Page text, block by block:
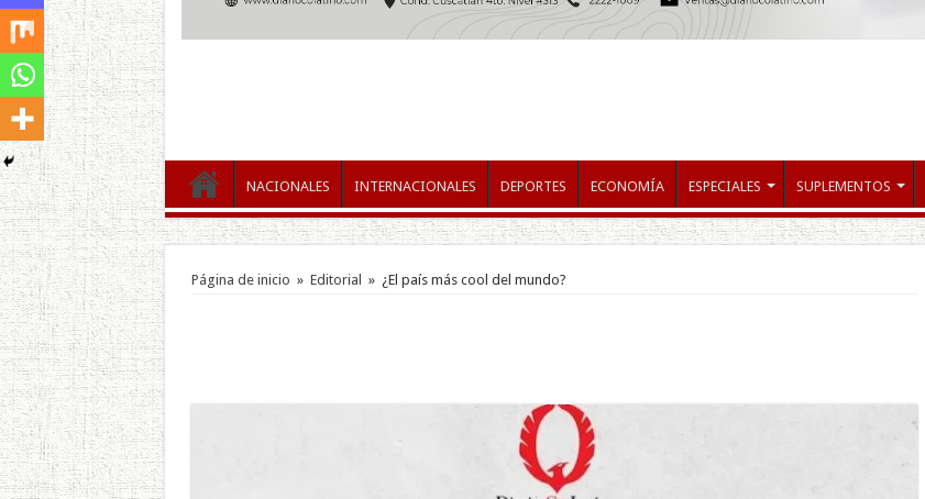
NACIONALES INTERNACIONALES DEPORTES ECONOMÍA ESPECIALES SUPLEMENTOS
Página de inicio » Editorial » ¿El país más cool del mundo?